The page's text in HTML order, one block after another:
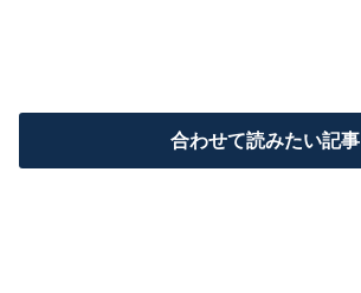
合わせて読みたい記事